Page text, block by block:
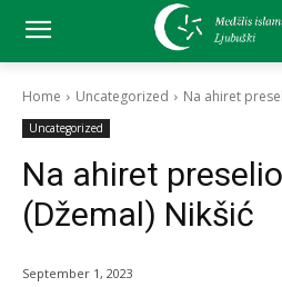
Home Uncategorized Na ahiret
Uncategorized
Na ahiret
(Džemal) Nikšić
September 1, 2023